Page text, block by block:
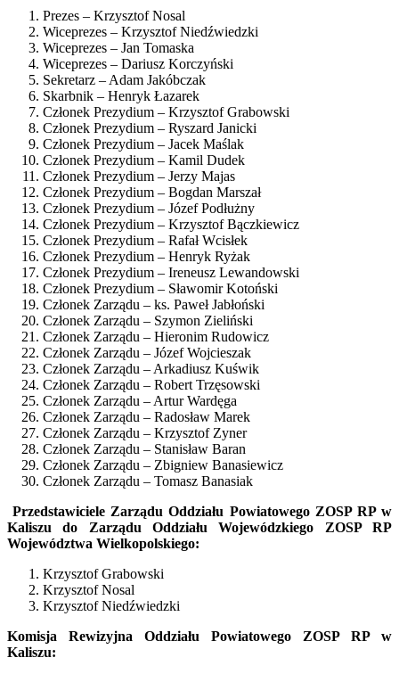
Prezes – Krzysztof Nosal
Wiceprezes – Krzysztof Niedźwiedzki
Wiceprezes – Jan Tomaska
Wiceprezes – Dariusz Korczyński
Sekretarz – Adam Jakóbczak
Skarbnik – Henryk Łazarek
Członek Prezydium – Krzysztof Grabowski
Członek Prezydium – Ryszard Janicki
Członek Prezydium – Jacek Maślak
Członek Prezydium – Kamil Dudek
Członek Prezydium – Jerzy Majas
Członek Prezydium – Bogdan Marszał
Członek Prezydium – Józef Podłużny
Członek Prezydium – Krzysztof Bączkiewicz
Członek Prezydium – Rafał Wcisłek
Członek Prezydium – Henryk Ryżak
Członek Prezydium – Ireneusz Lewandowski
Członek Prezydium – Sławomir Kotoński
Członek Zarządu – ks. Paweł Jabłoński
Członek Zarządu – Szymon Zieliński
Członek Zarządu – Hieronim Rudowicz
Członek Zarządu – Józef Wojcieszak
Członek Zarządu – Arkadiusz Kuświk
Członek Zarządu – Robert Trzęsowski
Członek Zarządu – Artur Wardęga
Członek Zarządu – Radosław Marek
Członek Zarządu – Krzysztof Zyner
Członek Zarządu – Stanisław Baran
Członek Zarządu – Zbigniew Banasiewicz
Członek Zarządu – Tomasz Banasiak
Przedstawiciele Zarządu Oddziału Powiatowego ZOSP RP w
Kaliszu do Zarządu Oddziału Wojewódzkiego ZOSP RP
Województwa Wielkopolskiego:
Krzysztof Grabowski
Krzysztof Nosal
Krzysztof Niedźwiedzki
Komisja Rewizyjna Oddziału Powiatowego ZOSP RP w
Kaliszu: